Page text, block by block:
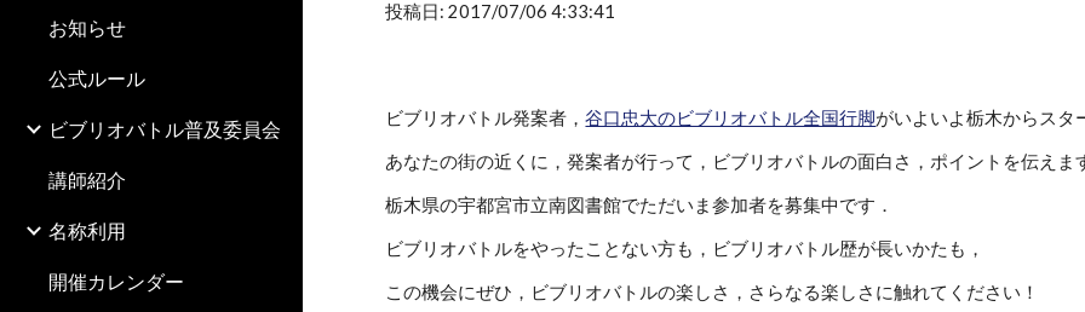
お知らせ
公式ルール
ビブリオバトル普及委員会
講師紹介
名称利用
開催カレンダー
投稿日: 2017/07/06 4:33:41
ビブリオバトル発案者，谷口忠大のビブリオバトル全国行脚がいよいよ栃木からスタ
あなたの街の近くに，発案者が行って，ビブリオバトルの面白さ，ポイントを伝えま
栃木県の宇都宮市立南図書館でただいま参加者を募集中です．
ビブリオバトルをやったことない方も，ビブリオバトル歴が長いかたも，
この機会にぜひ，ビブリオバトルの楽しさ，さらなる楽しさに触れてください！